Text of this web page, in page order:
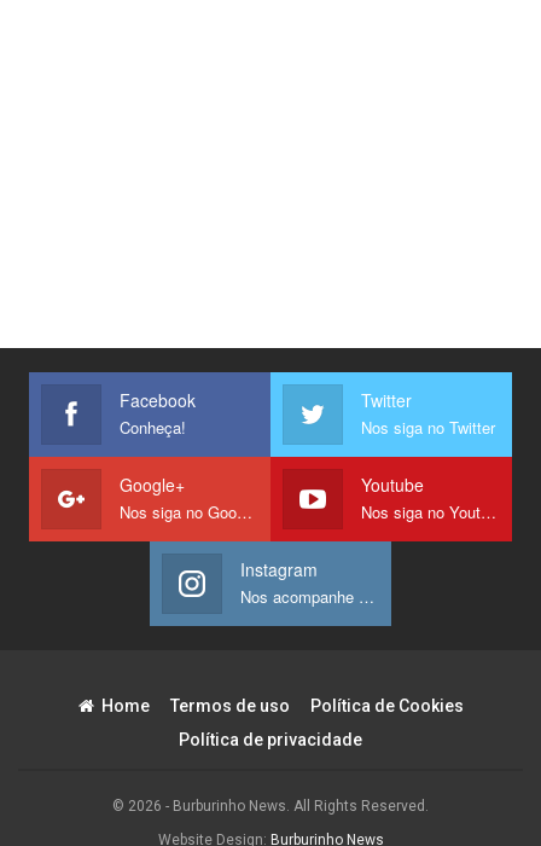
Facebook
Conheça!
Twitter
Nos siga no Twitter
Google+
Nos siga no Google +
Youtube
Nos siga no Youtube
Instagram
Nos acompanhe no Instagram
Home Termos de uso
Política de Cookies
Política de privacidade
© 2026 - Burburinho News. All Rights Reserved.
Website Design: Burburinho News